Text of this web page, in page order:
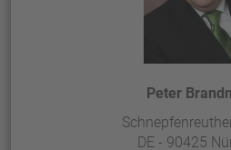
Peter
DE - 90425